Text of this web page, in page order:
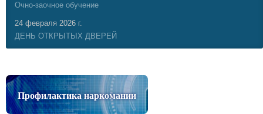
Очно-заочное обучение
24 февраля 2026 г.
ДЕНЬ ОТКРЫТЫХ ДВЕРЕЙ
Профилактика наркомании